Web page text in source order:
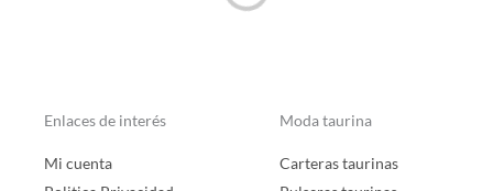
Enlaces de interés
Mi cuenta
Moda taurina
Carteras taurinas